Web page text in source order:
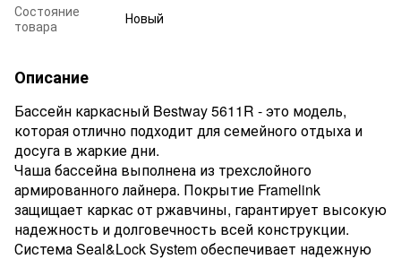
Состояние
товара
Новый
Описание
Бассейн каркасный Bestway 5611R - это модель,
которая отлично подходит для семейного отдыха и
досуга в жаркие дни.
Чаша бассейна выполнена из трехслойного
армированного лайнера. Покрытие Framelink
защищает каркас от ржавчины, гарантирует высокую
надежность и долговечность всей конструкции.
Система Seal&Lock System обеспечивает надежную